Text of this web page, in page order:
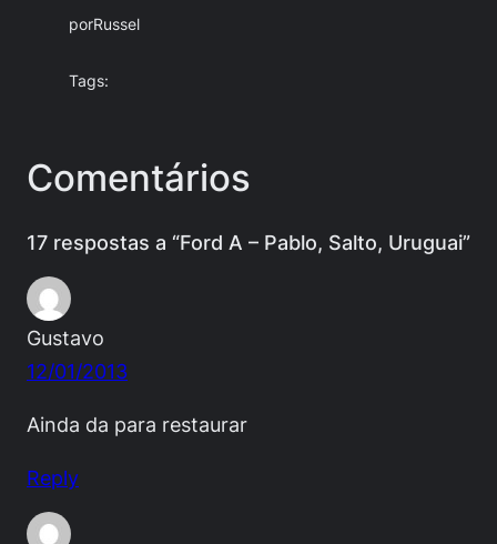
porRussel
Tags:
Comentários
17 respostas a “Ford A – Pablo, Salto, Uruguai”
Gustavo
12/01/2013
Ainda da para restaurar
Reply